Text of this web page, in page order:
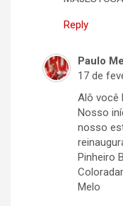
Reply
Paulo
17 de
Alô você
Nosso
nosso
Pinheiro
Melo